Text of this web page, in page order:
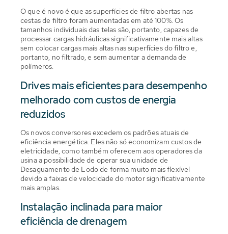
O que é novo é que as superfícies de filtro abertas nas
cestas de filtro foram aumentadas em até 100%. Os
tamanhos individuais das telas são, portanto, capazes de
processar cargas hidráulicas significativamente mais altas
sem colocar cargas mais altas nas superfícies do filtro e,
portanto, no filtrado, e sem aumentar a demanda de
polímeros.
Drives mais eficientes para desempenho
melhorado com custos de energia
reduzidos
Os novos conversores excedem os padrões atuais de
eficiência energética. Eles não só economizam custos de
eletricidade, como também oferecem aos operadores da
usina a possibilidade de operar sua unidade de
Desaguamento de Lodo de forma muito mais flexível
devido a faixas de velocidade do motor significativamente
mais amplas.
Instalação inclinada para maior
eficiência de drenagem